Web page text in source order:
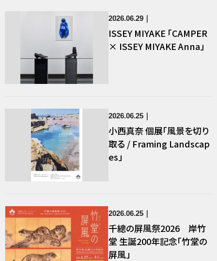
ち－
2026.06.29
ISSEY MIYAKE 「CAMPER
× ISSEY MIYAKE Anna」
2026.06.25
小西真奈 個展「風景を切り
取る / Framing Landscap
es」
2026.06.25
千總の屏風祭2026 岸竹
堂 生誕200年記念「竹堂の
屏風」